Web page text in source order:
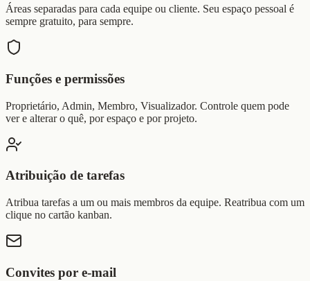
Áreas separadas para cada equipe ou cliente. Seu espaço pessoal é
sempre gratuito, para sempre.
Funções e permissões
Proprietário, Admin, Membro, Visualizador. Controle quem pode
ver e alterar o quê, por espaço e por projeto.
Atribuição de tarefas
Atribua tarefas a um ou mais membros da equipe. Reatribua com um
clique no cartão kanban.
Convites por e-mail